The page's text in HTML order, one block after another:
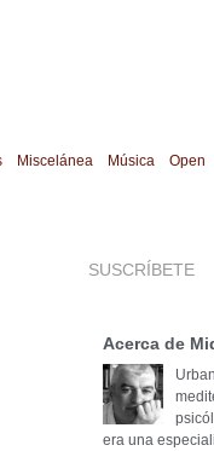
Miscelánea Música Open
SUSCRÍBETE
Acerca de
era una